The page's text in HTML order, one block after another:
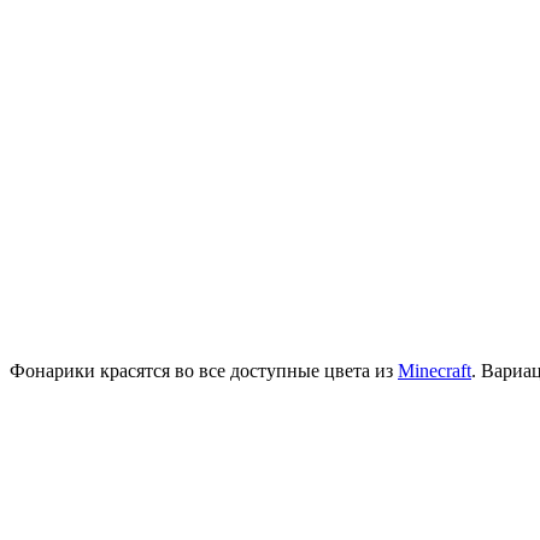
Фонарики красятся во все доступные цвета из Minecraft.